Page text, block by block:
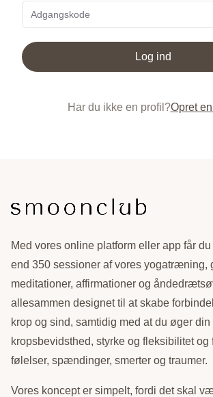
Log ind
Har du ikke en profil?Opret en
Med vores online platform eller app får
end 350 sessioner af vores yogatræning,
meditationer, affirmationer og
allesammen designet til at skabe
krop og sind, samtidig med at du øger din
kropsbevidsthed, styrke og fleksibilitet og
følelser, spændinger, smerter og traumer.
Vores koncept er simpelt, fordi det skal